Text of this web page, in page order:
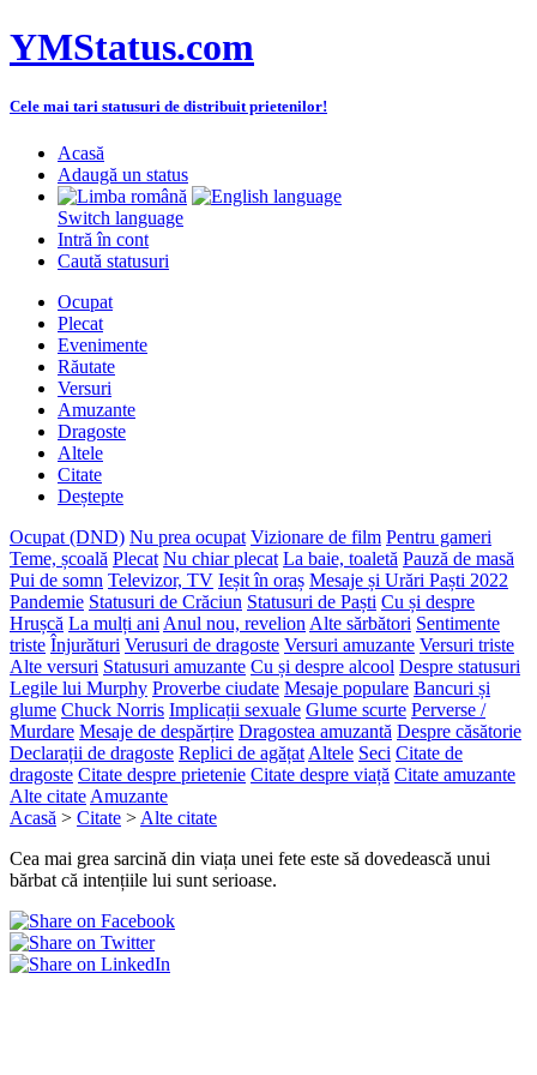
YMStatus.com
Cele mai tari statusuri de distribuit prietenilor!
Acasă
Adaugă un status
Switch language
Intră în cont
Caută statusuri
Ocupat
Plecat
Evenimente
Răutate
Versuri
Amuzante
Dragoste
Altele
Citate
Deștepte
Ocupat (DND) Nu prea ocupat Vizionare de film Pentru gameri
Teme, școală Plecat Nu chiar plecat La baie, toaletă Pauză de masă
Pui de somn Televizor, TV Ieșit în oraș Mesaje și Urări Paști 2022
Pandemie Statusuri de Crăciun Statusuri de Paști Cu și despre
Hrușcă La mulți ani Anul nou, revelion Alte sărbători Sentimente
triste Înjurături Verusuri de dragoste Versuri amuzante Versuri triste
Alte versuri Statusuri amuzante Cu și despre alcool Despre statusuri
Legile lui Murphy Proverbe ciudate Mesaje populare Bancuri și
glume Chuck Norris Implicații sexuale Glume scurte Perverse /
Murdare Mesaje de despărțire Dragostea amuzantă Despre căsătorie
Declarații de dragoste Replici de agățat Altele Seci Citate de
dragoste Citate despre prietenie Citate despre viață Citate amuzante
Alte citate Amuzante
Acasă > Citate > Alte citate
Cea mai grea sarcină din viața unei fete este să dovedească unui
bărbat că intențiile lui sunt serioase.